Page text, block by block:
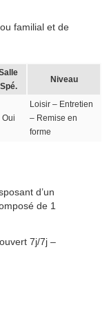
familial et de
Spé.
Niveau
Oui
Loisir – Entretien
– Remise en
forme
d’un
de 1
7j/7j –